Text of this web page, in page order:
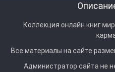
Коллекция онлайн книг
Все материалы на сайте
Администратор сайта не